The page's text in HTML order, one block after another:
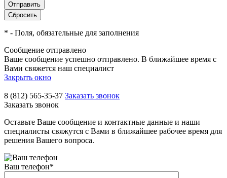
* - Поля, обязательные для заполнения
Сообщение отправлено
Ваше сообщение успешно отправлено. В ближайшее время с
Вами свяжется наш специалист
Закрыть окно
8 (812) 565-35-37 Заказать звонок
Заказать звонок
Оставьте Ваше сообщение и контактные данные и наши
специалисты свяжутся с Вами в ближайшее рабочее время для
решения Вашего вопроса.
Ваш телефон*